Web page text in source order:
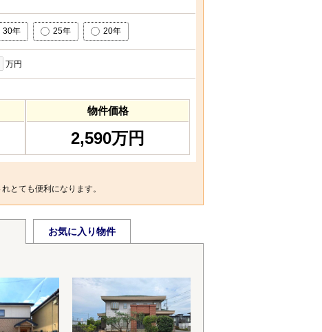
30年 25年 20年
万円
物件価格
2,590万円
とても便利になります。
お気に入り物件